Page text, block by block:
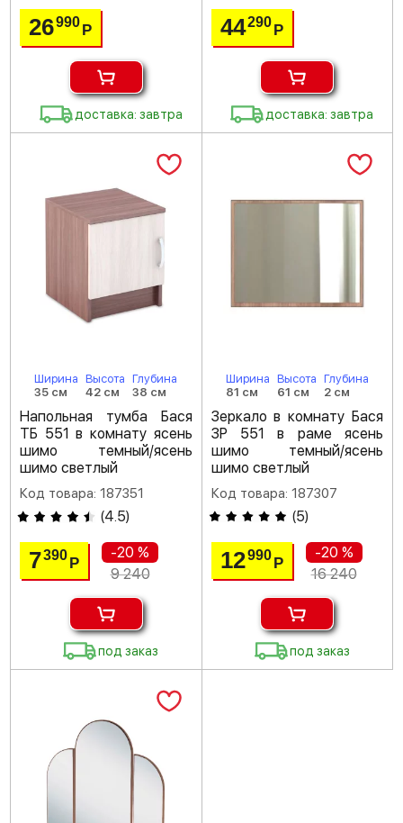
26990Р
доставка: завтра
44290 Р
доставка: завтра
Ширина
35 см
Высота
42 см
Глубина
38 см
Напольная тумба Бася
ТБ 551 в комнату ясень
шимо темный/ясень
шимо светлый
Код товара: 187351
(4.5)
7390Р
-20 %
9 240
под заказ
Ширина
81 см
Высота
61 см
Глубина
2 см
Зеркало в комнату Бася
ЗР 551 в раме ясень
шимо темный/ясень
шимо светлый
Код товара: 187307
(5)
12990 Р
-20 %
16 240
под заказ